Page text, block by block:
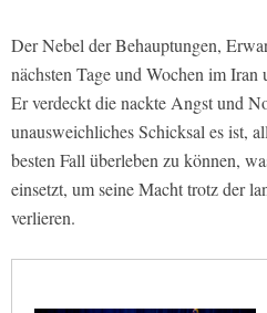
Der Nebel der Behauptungen,
nächsten Tage und Wochen im
Er verdeckt die nackte Angst und
unausweichliches Schicksal es ist,
besten Fall überleben zu können,
einsetzt, um seine Macht trotz der
verlieren.